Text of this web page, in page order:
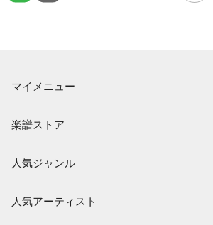
マイメニュー
退会はこちら
楽譜ストア
難易度別に探す
人気ジャンル
人気アーティスト